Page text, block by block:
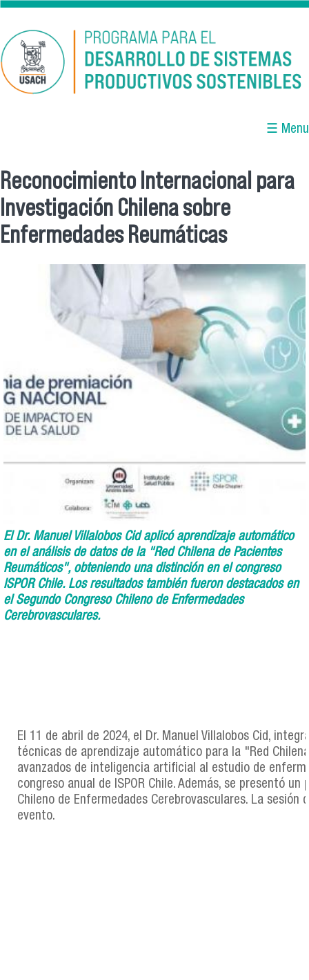
Pasar al contenido principal
☰ Menu
Se encuentra usted aquí
Reconocimiento Internacional para
Investigación Chilena sobre
Enfermedades Reumáticas
El Dr. Manuel Villalobos Cid aplicó aprendizaje automático
en el análisis de datos de la "Red Chilena de Pacientes
Reumáticos", obteniendo una distinción en el congreso
ISPOR Chile. Los resultados también fueron destacados en
el Segundo Congreso Chileno de Enfermedades
Cerebrovasculares.
El 11 de abril de 2024, el Dr. Manuel Villalobos Cid,
técnicas de aprendizaje automático para la "Red
avanzados de inteligencia artificial al estudio de
congreso anual de ISPOR Chile. Además, se presentó
Chileno de Enfermedades Cerebrovasculares. La
evento.